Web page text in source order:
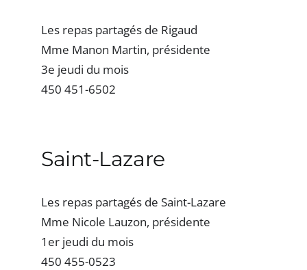
Les repas partagés de Rigaud
Mme Manon Martin, présidente
3e jeudi du mois
450 451-6502
Saint-Lazare
Les repas partagés de Saint-Lazare
Mme Nicole Lauzon, présidente
1er jeudi du mois
450 455-0523